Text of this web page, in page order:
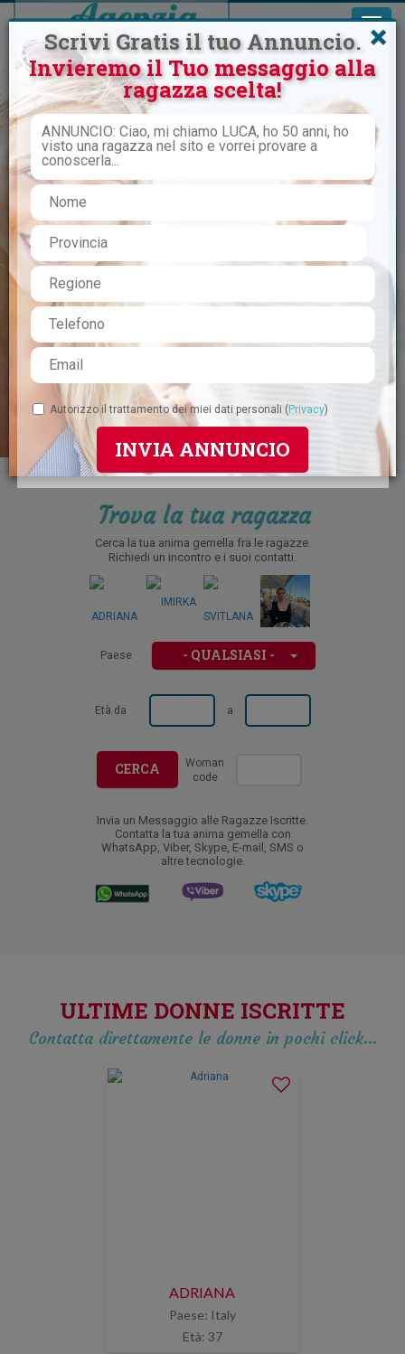
Inizia qualcosa di serio, reale e
CERCO DONNA
Trova la tua ragazza
Cerca la tua anima gemella fra le ragazze.
Richiedi un incontro e i suoi contatti.
Paese - QUALSIASI -
Età da a
CERCA
Woman
code
Invia un Messaggio alle Ragazze Iscritte.
Contatta la tua anima gemella con
WhatsApp, Viber, Skype, E-mail, SMS o
altre tecnologie.
ULTIME DONNE ISCRITTE
Contatta direttamente le donne in pochi click…
ADRIANA
Paese: Italy
Età: 37
Scrivi Gratis il tuo Annuncio.
Invieremo il Tuo messaggio alla
ragazza scelta!
Autorizzo il trattamento dei miei dati personali ( Privacy)
INVIA ANNUNCIO
×